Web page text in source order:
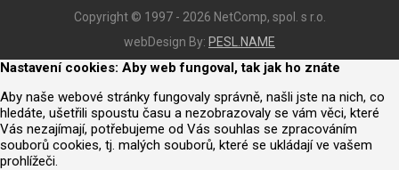
Copyright © 1997 - 2026 NetComp, spol. s r.o.
webDesign By: PESL.NAME
Nastavení cookies: Aby web fungoval, tak jak ho znáte
Aby naše webové stránky fungovaly správně, našli jste na nich, co
hledáte, ušetřili spoustu času a nezobrazovaly se vám věci, které
Vás nezajímají, potřebujeme od Vás souhlas se zpracováním
souborů cookies, tj. malých souborů, které se ukládají ve vašem
prohlížeči.